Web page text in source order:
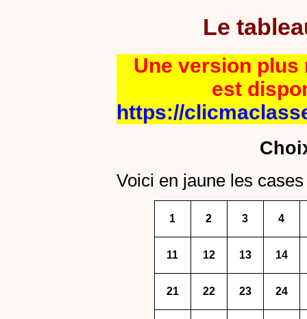
Le
Une version plus
est
https://
Voici en jaune les
1 2 3 4
11 12 13 14
21 22 23 24